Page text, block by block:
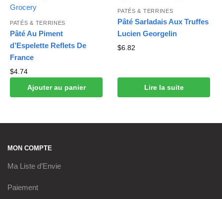
PATÉS & TERRINES
Pâté Au Piment
d’Espelette Reflets De
France
$4.74
Ajouter au panier
PATÉS & TERRINES
Pâté Sarladais Aux Truffes
Lucien Georgelin
$6.82
Lire la suite
MON COMPTE
Ma Liste d’Envie
Paiement